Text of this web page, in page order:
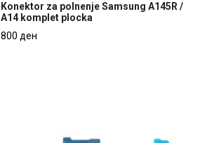
Konektor za polnenje Samsung A145R /
Konektor za polnenje Samsung A145R /
A14 komplet plocka
800 ден